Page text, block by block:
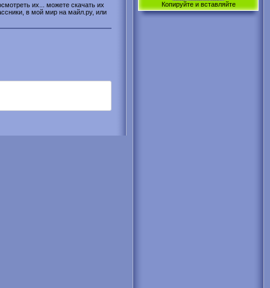
их... можете скачать их
в мой мир на майл.ру, или
Копируйте и вставляйте